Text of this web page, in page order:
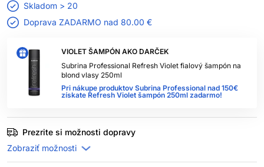
VIOLET ŠAMPÓN AKO DARČEK
Subrina Professional Refresh Violet fialový šampón na
blond vlasy 250ml
Pri nákupe produktov Subrina Professional nad 150€
získate Refresh Violet šampón 250ml zadarmo!
Skladom > 20
Doprava ZADARMO nad 80.00 €
Prezrite si možnosti dopravy